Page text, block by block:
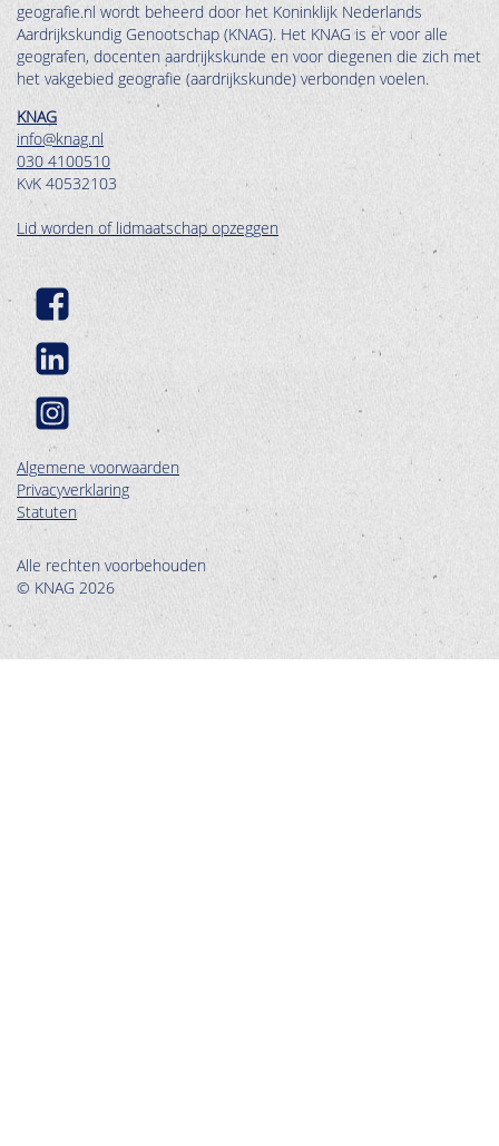
geografie.nl wordt beheerd door het Koninklijk Nederlands
Aardrijkskundig Genootschap (KNAG). Het KNAG is er voor alle
geografen, docenten aardrijkskunde en voor diegenen die zich met
het vakgebied geografie (aardrijkskunde) verbonden voelen.
KNAG
info@knag.nl
030 4100510
KvK 40532103
Lid worden of lidmaatschap opzeggen
Algemene voorwaarden
Privacyverklaring
Statuten
Alle rechten voorbehouden
© KNAG 2026